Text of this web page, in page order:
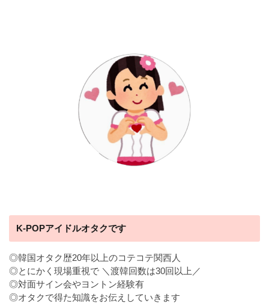
K-POPアイドルオタクです
◎韓国オタク歴20年以上のコテコテ関西人
◎とにかく現場重視で ＼渡韓回数は30回以上／
◎対面サイン会やヨントン経験有
◎オタクで得た知識をお伝えしていきます